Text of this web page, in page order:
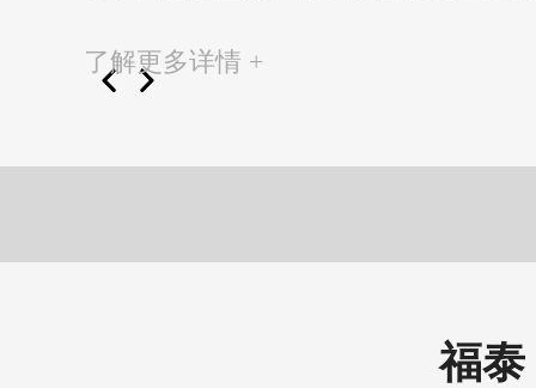
了解更多详情 +
福泰